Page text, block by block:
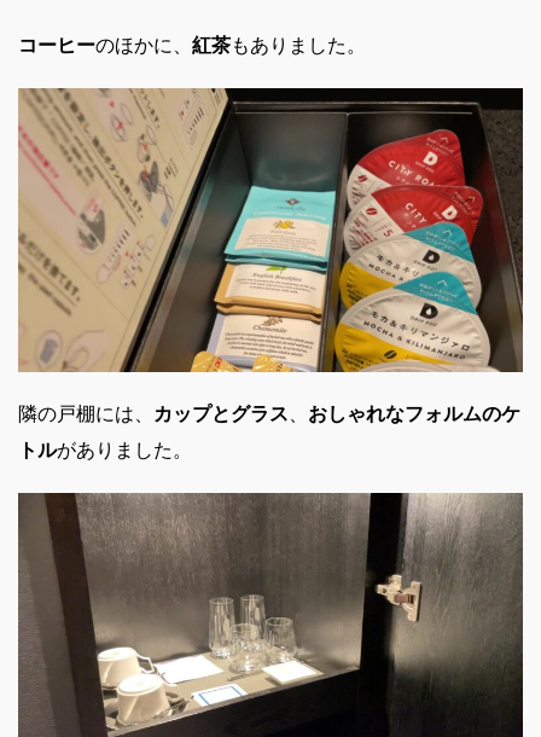
コーヒーのほかに、 紅茶もありました。
隣の戸棚には、 カップとグラス
おしゃれなフォルムのケ
トルがありました。